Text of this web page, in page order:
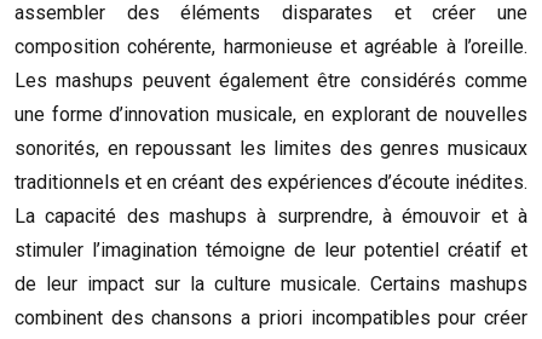
assembler des éléments disparates et créer une
composition cohérente, harmonieuse et agréable à l’oreille.
Les mashups peuvent également être considérés comme
une forme d’innovation musicale, en explorant de nouvelles
sonorités, en repoussant les limites des genres musicaux
traditionnels et en créant des expériences d’écoute inédites.
La capacité des mashups à surprendre, à émouvoir et à
stimuler l’imagination témoigne de leur potentiel créatif et
de leur impact sur la culture musicale. Certains mashups
combinent des chansons a priori incompatibles pour créer